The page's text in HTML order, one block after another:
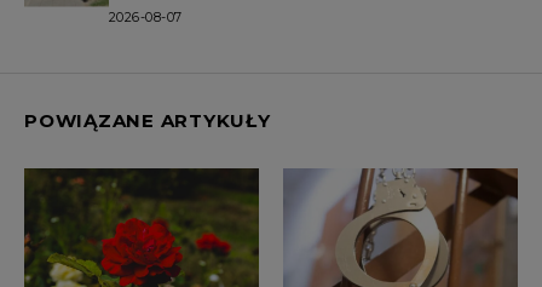
2026-08-07
POWIĄZANE ARTYKUŁY